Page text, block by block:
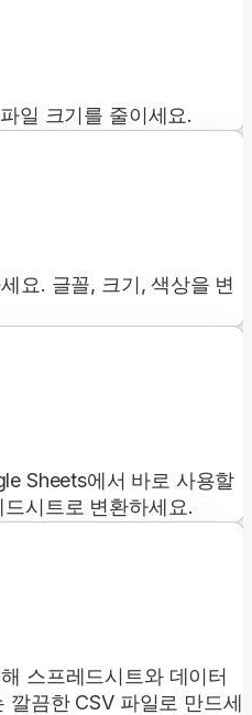
일 크기를 줄이세요.
요. 글꼴, 크기, 색상을 변
Sheets에서 바로 사용할
시트로 변환하세요.
스프레드시트와 데이터
깔끔한 CSV 파일로 만드세